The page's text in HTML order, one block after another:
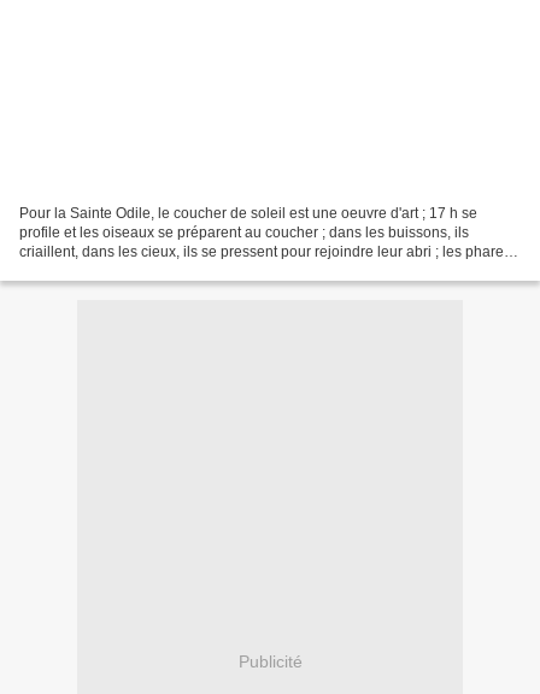
Pour la Sainte Odile, le coucher de soleil est une oeuvre d'art ; 17 h se
profile et les oiseaux se préparent au coucher ; dans les buissons, ils
criaillent, dans les cieux, ils se pressent pour rejoindre leur abri ; les phares
Publicité